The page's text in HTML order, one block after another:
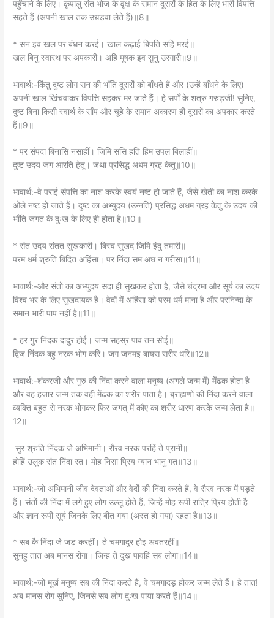
* पर संपदा बिनासि नसाहीं। जिमि ससि हति हिम उपल बिलाहीं॥
भावार्थ:-वे पराई संपत्ति का नाश करके स्वयं नष्ट हो जाते हैं, जैसे खेती का नाश करके
भाँति जगत के दुःख के लिए ही होता है॥10॥
* संत उदय संतत सुखकारी। बिस्व सुखद जिमि इंदु तमारी॥
परम धर्म श्रुति बिदित अहिंसा। पर निंदा सम अघ न गरीसा॥11॥
भावार्थ:-और संतों का अभ्युदय सदा ही सुखकर होता है, जैसे चंद्रमा और सूर्य का उदय
विश्व भर के लिए सुखदायक है। वेदों में अहिंसा को परम धर्म माना है और परनिन्दा के
* हर गुर निंदक दादुर होई। जन्म सहस्र पाव तन सोई॥
द्विज निंदक बहु नरक भोग करि। जग जनमइ बायस सरीर धरि॥12॥
भावार्थ:-शंकरजी और गुरु की निंदा करने वाला मनुष्य (अगले जन्म में) मेंढक होता है
और वह हजार जन्म तक वही मेंढक का शरीर पाता है। ब्राह्मणों की निंदा करने वाला
12॥
सुर श्रुति निंदक जे अभिमानी। रौरव नरक परहिं ते प्रानी॥
भावार्थ:-जो अभिमानी जीव देवताओं और वेदों की निंदा करते हैं, वे रौरव नरक में पड़ते
और ज्ञान रूपी सूर्य जिनके लिए बीत गया (अस्त हो गया) रहता है॥13॥
* सब कै निंदा जे जड़ करहीं। ते चमगादुर होइ अवतरहीं॥
सुनहु तात अब मानस रोगा। जिन्ह ते दुख पावहिं सब लोगा॥14॥
भावार्थ:-जो मूर्ख मनुष्य सब की निंदा करते हैं, वे चमगादड़ होकर जन्म लेते हैं। हे तात!
अब मानस रोग सुनिए, जिनसे सब लोग दुःख पाया करते हैं॥14॥
* मोह सकल ब्याधिन्ह कर मूला। तिन्ह ते पुनि उपजहिं बहु सूला॥
काम बात कफ लोभ अपारा। क्रोध पित्त नित छाती जारा॥15॥
उत्पन्न होते हैं। काम वात है, लोभ अपार (बढ़ा हुआ) कफ है और क्रोध पित्त है जो
सदा छाती जलाता रहता है॥15॥
* प्रीति करहिं जौं तीनिउ भाई। उपजइ सन्यपात दुखदाई॥
बिषय मनोरथ दुर्गम नाना। ते सब सूल नाम को जाना॥16॥